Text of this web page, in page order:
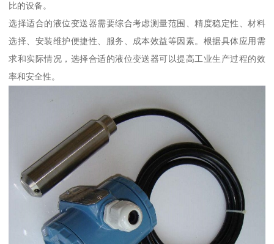
比的设备。
选择适合的液位变送器需要综合考虑测量范围、精度稳定性、材料
选择、安装维护便捷性、服务、成本效益等因素。根据具体应用需
求和实际情况，选择合适的液位变送器可以提高工业生产过程的效
率和安全性。